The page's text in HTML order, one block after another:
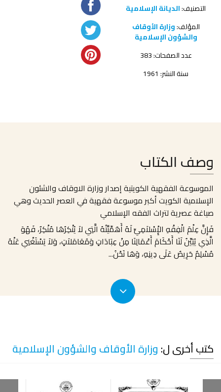
التصنيف:الديانة الإسلامية
المؤلف:وزارة الأوقاف
والشؤون الإسلامية
عدد الصفحات: 383
سنة النشر: 1961
وصف الكتاب
الموسوعة الفقهية الكويتية إصدار وزارة الاوقاف والشئون
الإسلامية الكويت أكبر موسوعة فقهية في العصر الحديث وهي
صياغة عصرية لتراث الفقه الإسلامي
فَإِنَّ عِلْمَ الْفِقْهِ الإِْسْلاَمِيِّ لَهُ أَهَمِّيَّتُهُ الَّتِي لاَ يُنْكِرُهَا مُنْكِرٌ، فَهُوَ
الَّذِي يُبَيِّنُ لَنَا أَحْكَامَ أَعْمَالِنَا مِنْ عِبَادَاتٍ وَمُعَامَلاَتٍ، وَلاَ يَسْتَغْنِي عَنْهُ
مُسْلِمٌ حَرِيصٌ عَلَى دِينِهِ، وَهَا نَحْنُ...
كتب أخرى ل: وزارة الأوقاف والشؤون الإسلامية